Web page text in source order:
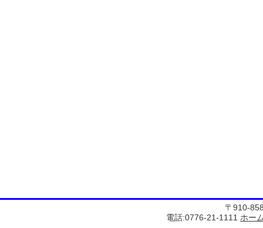
〒910-
電話:0776-21-1111 ホー